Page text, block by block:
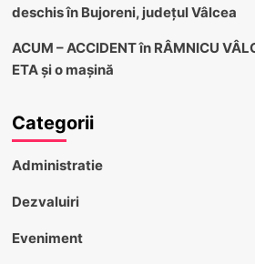
deschis în Bujoreni, județul Vâlcea
ACUM – ACCIDENT în RÂMNICU
ETA și o mașină
Categorii
Administratie
Dezvaluiri
Eveniment